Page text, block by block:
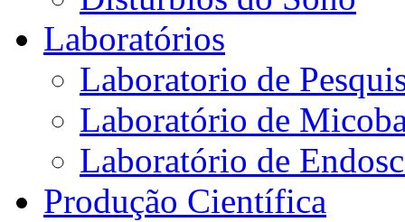
Laboratórios
Laboratorio de
Laboratório de
Laboratório de
Produção Científica